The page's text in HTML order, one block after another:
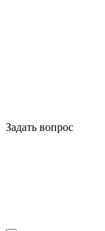
Задать вопрос